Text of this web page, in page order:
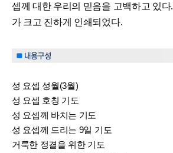
셉께 대한 우리의 믿음을 고백하고 있다.
가 크고 진하게 인쇄되었다.​
성 요셉 성월(3월)
성 요셉 호칭 기도
성 요셉께 바치는 기도
성 요셉께 드리는 9일 기도
거룩한 정결을 위한 기도